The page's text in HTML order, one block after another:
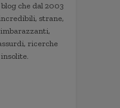
che dal 2003
strane,
ricerche